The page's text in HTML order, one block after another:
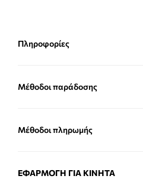
Πληροφορίες
Μέθοδοι παράδοσης
Μέθοδοι πληρωμής
ΕΦΑΡΜΟΓΉ ΓΙΑ ΚΙΝΗΤΆ